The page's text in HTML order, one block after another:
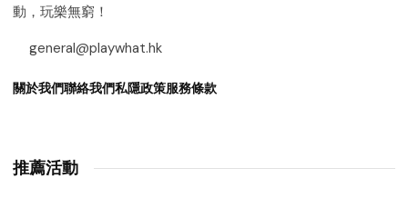
動，玩樂無窮！
general@playwhat.hk
關於我們聯絡我們私隱政策服務條款
推薦活動